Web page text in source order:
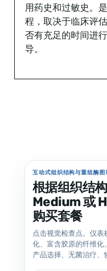
用药史和过敏史。
程，取决于临床评
否有充足的时间进
导。
互动式组织结构与重组酶图
根据组织结
Medium 或
购买套餐
点击视觉检查点。仪
化、富含胶原的纤维化
产品选择、无菌治疗、